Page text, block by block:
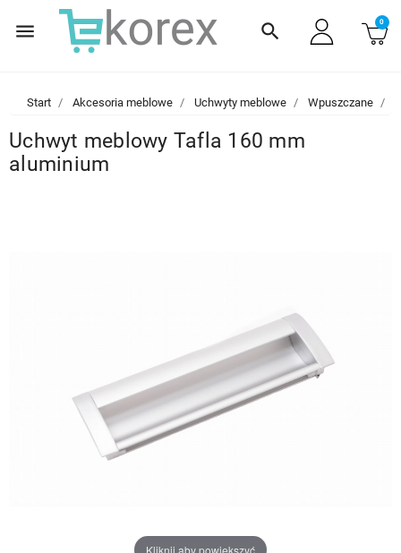
menu search 0
Start Akcesoria meblowe Uchwyty meblowe Wpuszczane
Uchwyt meblowy Tafla 160 mm
aluminium
Kliknij aby powiększyć